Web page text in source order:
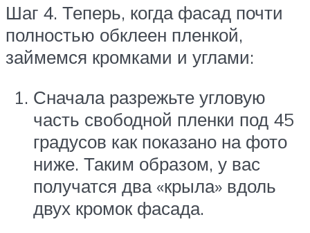
Шаг 4. Теперь, когда фасад почти
полностью обклеен пленкой,
займемся кромками и углами:
Сначала разрежьте угловую
часть свободной пленки под 45
градусов как показано на фото
ниже. Таким образом, у вас
получатся два «крыла» вдоль
двух кромок фасада.